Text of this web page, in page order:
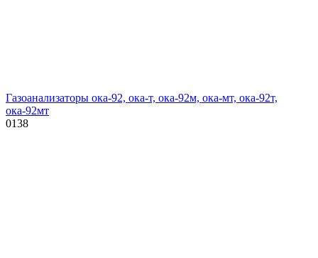
Газоанализаторы ока-92, ока-т, ока-92м, ока-мт, ока-92т,
ока-92мт
0138